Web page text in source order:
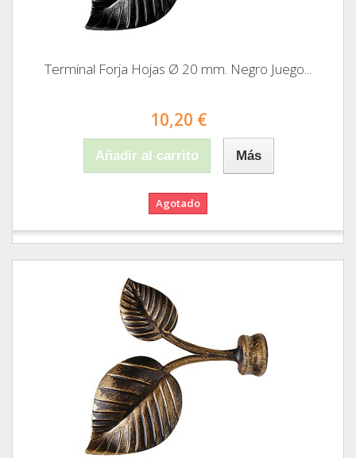
Terminal Forja Hojas Ø 20 mm. Negro Juego...
10,20 €
Añadir al carrito Más
Agotado